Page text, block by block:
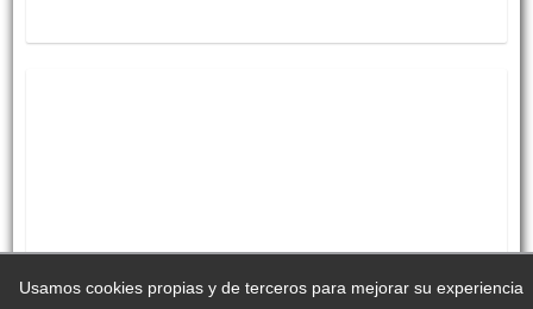
Usamos cookies propias y de terceros para mejorar su experiencia